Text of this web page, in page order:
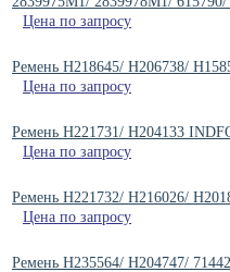
Цена по запросу
Ремень H218645/ H206738/
Цена по запросу
Ремень H221731/ H204133
Цена по запросу
Ремень H221732/ H216026/
Цена по запросу
Ремень H235564/ H204747/